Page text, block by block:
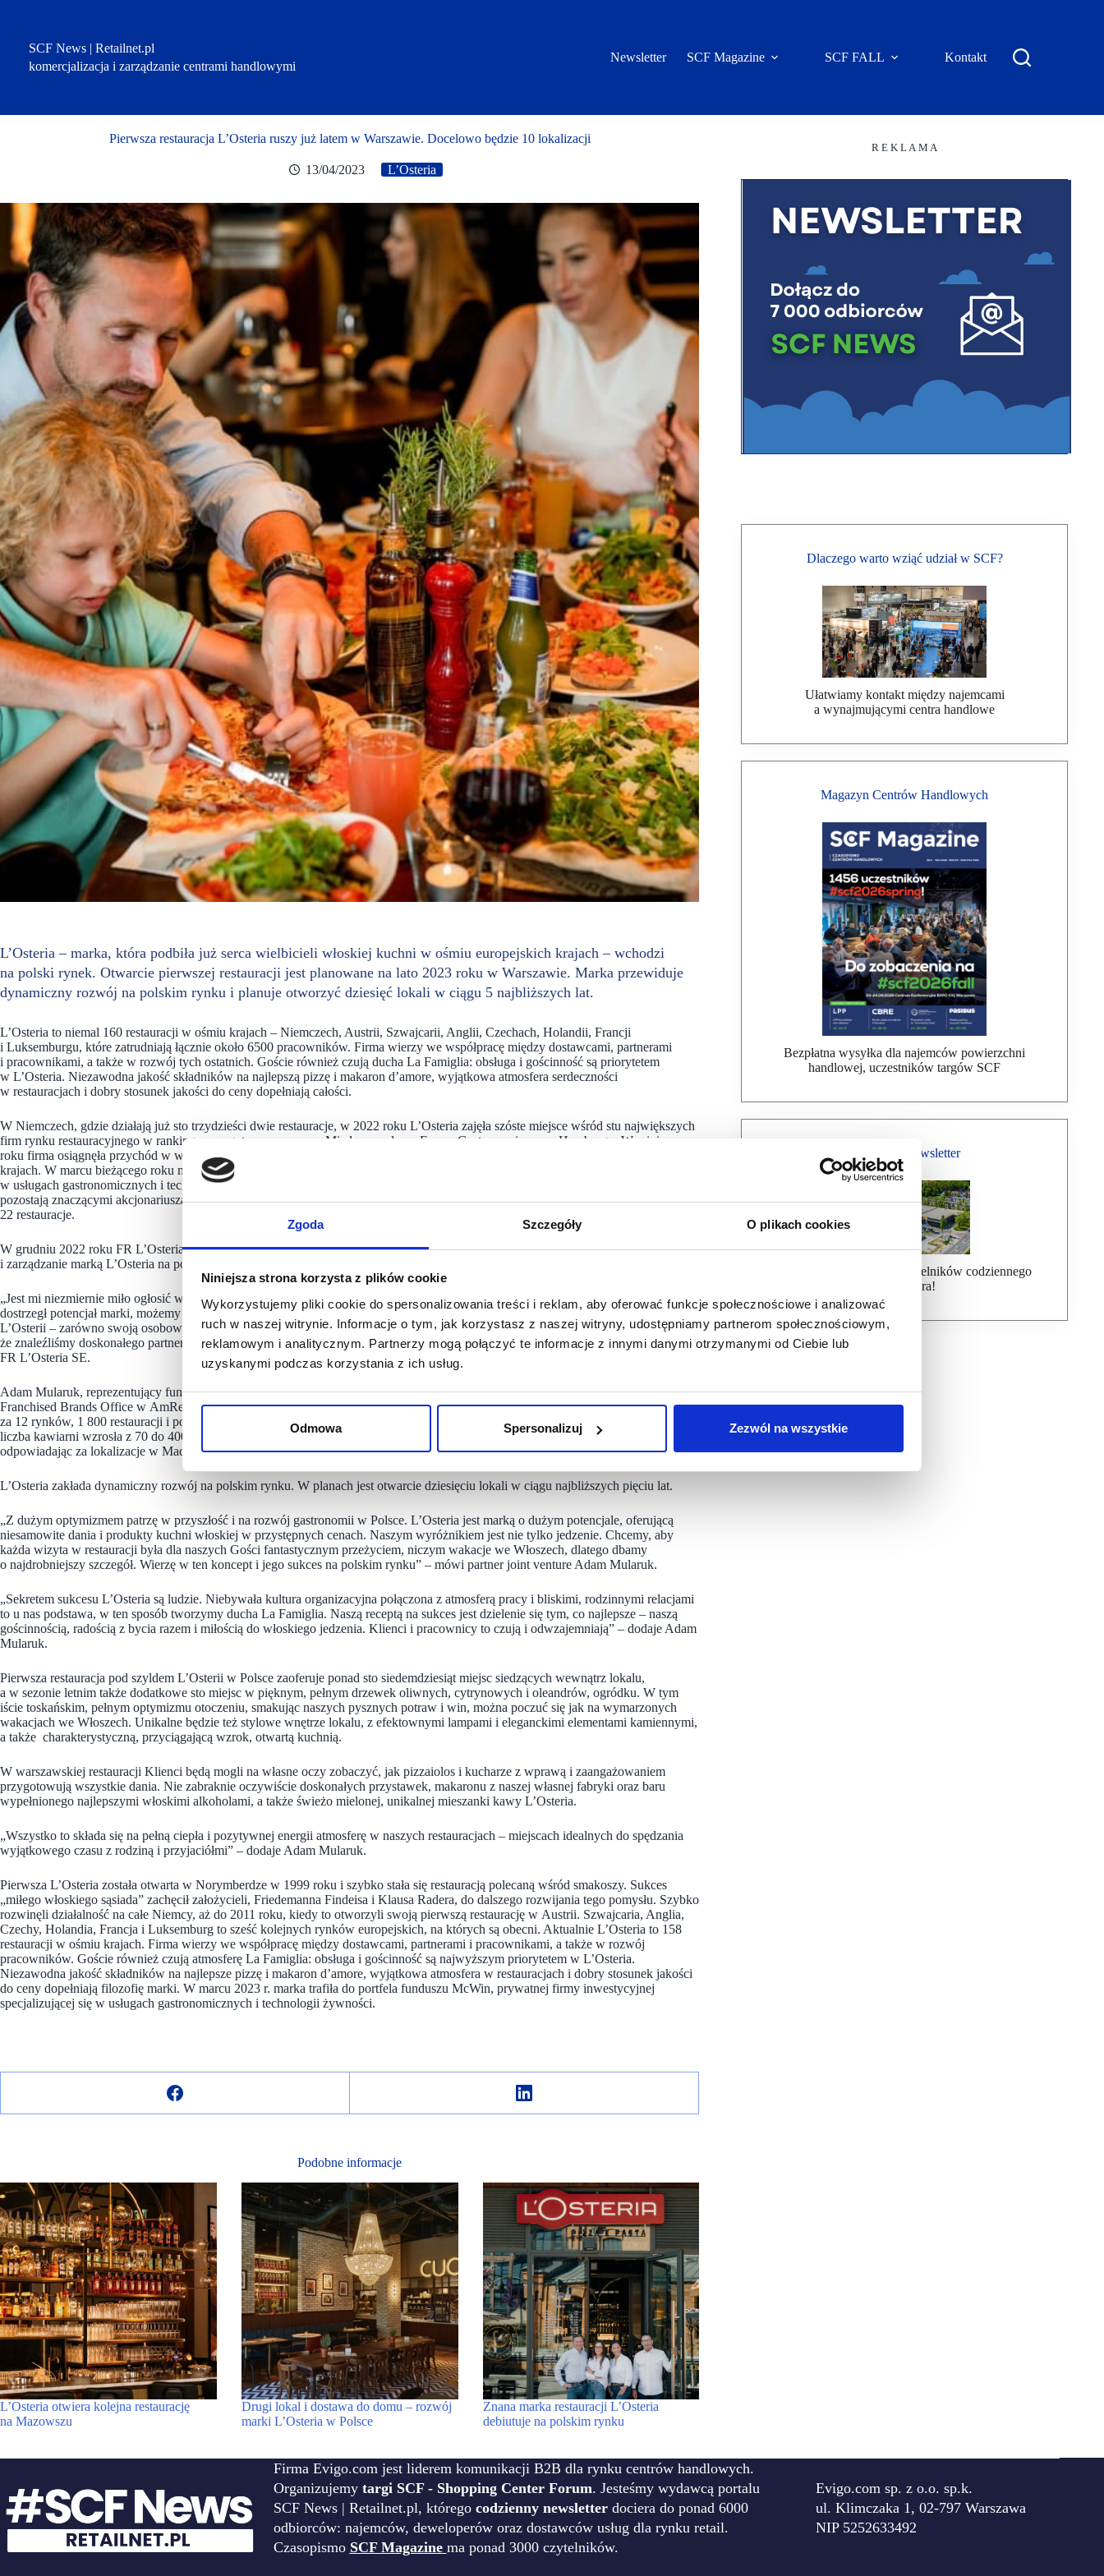
Zgoda Szczegóły O plikach cookies
Niniejsza strona korzysta z plików cookie
Wykorzystujemy pliki cookie do spersonalizowania treści i reklam, aby oferować funkcje społecznościowe i analizować
ruch w naszej witrynie. Informacje o tym, jak korzystasz z naszej witryny, udostępniamy partnerom społecznościowym,
reklamowym i analitycznym. Partnerzy mogą połączyć te informacje z innymi danymi otrzymanymi od Ciebie lub
uzyskanymi podczas korzystania z ich usług.
Odmowa Spersonalizuj Zezwól na wszystkie
SCF News | Retailnet.pl
komercjalizacja i zarządzanie centrami handlowymi
Newsletter SCF Magazine SCF FALL Kontakt
Pierwsza restauracja L’Osteria ruszy już latem w Warszawie. Docelowo będzie 10 lokalizacji
13/04/2023 L’Osteria
L’Osteria – marka, która podbiła już serca wielbicieli włoskiej kuchni w ośmiu europejskich krajach – wchodzi
na polski rynek. Otwarcie pierwszej restauracji jest planowane na lato 2023 roku w Warszawie. Marka przewiduje
dynamiczny rozwój na polskim rynku i planuje otworzyć dziesięć lokali w ciągu 5 najbliższych lat.
L’Osteria to niemal 160 restauracji w ośmiu krajach – Niemczech, Austrii, Szwajcarii, Anglii, Czechach, Holandii, Francji
i Luksemburgu, które zatrudniają łącznie około 6500 pracowników. Firma wierzy we współpracę między dostawcami, partnerami
i pracownikami, a także w rozwój tych ostatnich. Goście również czują ducha La Famiglia: obsługa i gościnność są priorytetem
w L’Osteria. Niezawodna jakość składników na najlepszą pizzę i makaron d’amore, wyjątkowa atmosfera serdeczności
w restauracjach i dobry stosunek jakości do ceny dopełniają całości.
W Niemczech, gdzie działają już sto trzydzieści dwie restauracje, w 2022 roku L’Osteria zajęła szóste miejsce wśród stu największych
firm rynku restauracyjnego w rankingu przygotowywanym na Międzynarodowe Forum Gastronomiczne w Hamburgu. W minionym
roku firma osiągnęła przychód w wysokości 320,9 milionów euro. Obecnie L’Osteria ma 33 franczyzobiorców i partnerów w siedmiu
krajach. W marcu bieżącego roku marka trafiła do portfela funduszu McWin, prywatnej firmy inwestycyjnej specjalizującej się
w usługach gastronomicznych i technologii żywności. Równocześnie Założyciele L’Osteria, Klaus Rader i Friedemann Findeis,
pozostają znaczącymi akcjonariuszami mniejszościowymi firmy. W roku 2023 L’Osteria planuje poszerzyć swoją działalność o kolejne
22 restauracje.
W grudniu 2022 roku FR L’Osteria SE podpisała umowę joint venture z Adamem Mularukiem (Atena Capital) na wprowadzenie
i zarządzanie marką L’Osteria na polskim rynku.
„Jest mi niezmiernie miło ogłosić wejście L’Osteria do Polski. Cieszymy się, że wspólnie z Adamem Mularukiem, który od razu
dostrzegł potencjał marki, możemy wkroczyć na kolejny rynek. Adam idealnie pasuje także do La Famiglia – jak określamy zespół
L’Osterii – zarówno swoją osobowością, jak i wartościami, którymi kieruje się w biznesie. Jesteśmy głęboko przekonani,
że znaleźliśmy doskonałego partnera i fantastycznego ambasadora naszej marki” – wyjaśnia Mirko Silz, dyrektor generalny
FR L’Osteria SE.
Adam Mularuk, reprezentujący fundusz Arena Capital, ma wieloletnie doświadczenie w branży gastronomicznej. Jako Chief
Franchised Brands Office w AmRest, pracował dla takich marek jak: KFC, Burger King, Pizza Hut i Starbucks, gdzie odpowiadał
za 12 rynków, 1 800 restauracji i ponad 18 000 pracowników. W Starbucks odegrał ważną rolę w rozwoju firmy – za jego kadencji
liczba kawiarni wzrosła z 70 do 400 w ośmiu krajach. Pracował również dla IKEA jako Country Sales Director Polska i Store Director
odpowiadając za lokalizacje w Madrycie, Barcelonie, Jankach, Warszawie. Był również Food Service Directorem.
L’Osteria zakłada dynamiczny rozwój na polskim rynku. W planach jest otwarcie dziesięciu lokali w ciągu najbliższych pięciu lat.
„Z dużym optymizmem patrzę w przyszłość i na rozwój gastronomii w Polsce. L’Osteria jest marką o dużym potencjale, oferującą
niesamowite dania i produkty kuchni włoskiej w przystępnych cenach. Naszym wyróżnikiem jest nie tylko jedzenie. Chcemy, aby
każda wizyta w restauracji była dla naszych Gości fantastycznym przeżyciem, niczym wakacje we Włoszech, dlatego dbamy
o najdrobniejszy szczegół. Wierzę w ten koncept i jego sukces na polskim rynku” – mówi partner joint venture Adam Mularuk.
„Sekretem sukcesu L’Osteria są ludzie. Niebywała kultura organizacyjna połączona z atmosferą pracy i bliskimi, rodzinnymi relacjami
to u nas podstawa, w ten sposób tworzymy ducha La Famiglia. Naszą receptą na sukces jest dzielenie się tym, co najlepsze – naszą
gościnnością, radością z bycia razem i miłością do włoskiego jedzenia. Klienci i pracownicy to czują i odwzajemniają” – dodaje Adam
Mularuk.
Pierwsza restauracja pod szyldem L’Osterii w Polsce zaoferuje ponad sto siedemdziesiąt miejsc siedzących wewnątrz lokalu,
a w sezonie letnim także dodatkowe sto miejsc w pięknym, pełnym drzewek oliwnych, cytrynowych i oleandrów, ogródku. W tym
iście toskańskim, pełnym optymizmu otoczeniu, smakując naszych pysznych potraw i win, można poczuć się jak na wymarzonych
wakacjach we Włoszech. Unikalne będzie też stylowe wnętrze lokalu, z efektownymi lampami i eleganckimi elementami kamiennymi,
a także charakterystyczną, przyciągającą wzrok, otwartą kuchnią.
W warszawskiej restauracji Klienci będą mogli na własne oczy zobaczyć, jak pizzaiolos i kucharze z wprawą i zaangażowaniem
przygotowują wszystkie dania. Nie zabraknie oczywiście doskonałych przystawek, makaronu z naszej własnej fabryki oraz baru
wypełnionego najlepszymi włoskimi alkoholami, a także świeżo mielonej, unikalnej mieszanki kawy L’Osteria.
„Wszystko to składa się na pełną ciepła i pozytywnej energii atmosferę w naszych restauracjach – miejscach idealnych do spędzania
wyjątkowego czasu z rodziną i przyjaciółmi” – dodaje Adam Mularuk.
Pierwsza L’Osteria została otwarta w Norymberdze w 1999 roku i szybko stała się restauracją polecaną wśród smakoszy. Sukces
„miłego włoskiego sąsiada” zachęcił założycieli, Friedemanna Findeisa i Klausa Radera, do dalszego rozwijania tego pomysłu. Szybko
rozwinęli działalność na całe Niemcy, aż do 2011 roku, kiedy to otworzyli swoją pierwszą restaurację w Austrii. Szwajcaria, Anglia,
Czechy, Holandia, Francja i Luksemburg to sześć kolejnych rynków europejskich, na których są obecni. Aktualnie L’Osteria to 158
restauracji w ośmiu krajach. Firma wierzy we współpracę między dostawcami, partnerami i pracownikami, a także w rozwój
pracowników. Goście również czują atmosferę La Famiglia: obsługa i gościnność są najwyższym priorytetem w L’Osteria.
Niezawodna jakość składników na najlepsze pizzę i makaron d’amore, wyjątkowa atmosfera w restauracjach i dobry stosunek jakości
do ceny dopełniają filozofię marki. W marcu 2023 r. marka trafiła do portfela funduszu McWin, prywatnej firmy inwestycyjnej
specjalizującej się w usługach gastronomicznych i technologii żywności.
Podobne informacje
L’Osteria otwiera kolejna restaurację
na Mazowszu
Drugi lokal i dostawa do domu – rozwój
marki L’Osteria w Polsce
Znana marka restauracji L’Osteria
debiutuje na polskim rynku
R E K L A M A
Dlaczego warto wziąć udział w SCF?
Ułatwiamy kontakt między najemcami
a wynajmującymi centra handlowe
Magazyn Centrów Handlowych
Bezpłatna wysyłka dla najemców powierzchni
handlowej, uczestników targów SCF
Bezpłatny Newsletter
Dołącz do ponad 7000 czytelników codziennego
newslettera!
Firma Evigo.com jest liderem komunikacji B2B dla rynku centrów handlowych.
Organizujemy targi SCF - Shopping Center Forum. Jesteśmy wydawcą portalu
SCF News | Retailnet.pl, którego codzienny newsletter dociera do ponad 6000
odbiorców: najemców, deweloperów oraz dostawców usług dla rynku retail.
Czasopismo SCF Magazine ma ponad 3000 czytelników.
Evigo.com sp. z o.o. sp.k.
ul. Klimczaka 1, 02-797 Warszawa
NIP 5252633492